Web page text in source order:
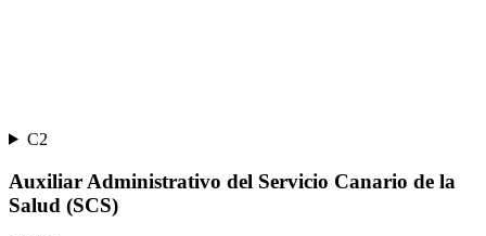
C2
Auxiliar Administrativo del Servicio Canario de la
Salud (SCS)